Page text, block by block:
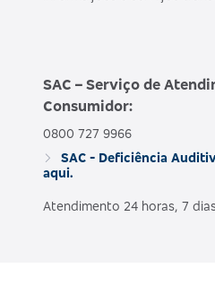
SAC – Serviço de
Consumidor:
0800 727 9966
SAC - Deficiência
aqui.
Atendimento 24 horas, 7